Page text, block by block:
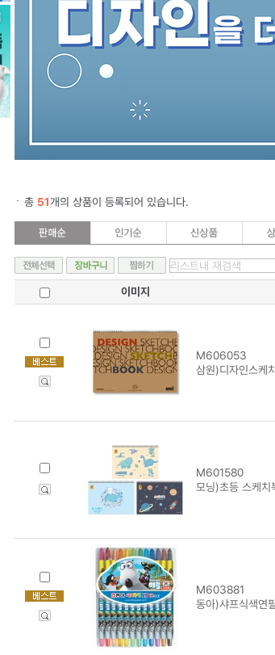
총 51개의 상품이 등록되어 있습니다.
이미지
M606053
삼원)디자인스
M601580
모닝)초등 스케
M603881
동아)샤프식색연